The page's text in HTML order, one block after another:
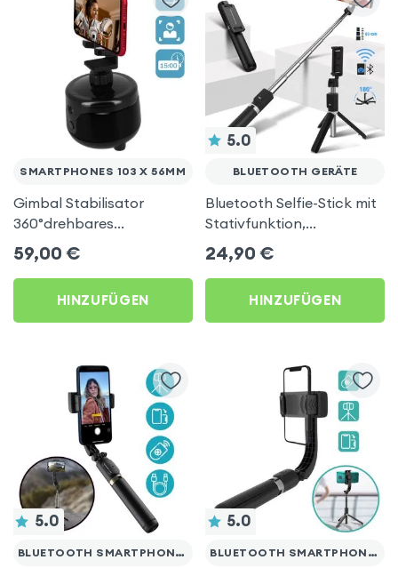
SMARTPHONES 103 X 56MM
Gimbal Stabilisator
360°drehbares
Smartphone-Stativ
Gesichter-Tracking –
Schwarz
59,00 €
HINZUFÜGEN
5.0
BLUETOOTH GERÄTE
Bluetooth Selfie-Stick mit
Stativfunktion,
höhenverstellbar -
Schwarz
24,90 €
HINZUFÜGEN
5.0
BLUETOOTH SMARTPHONES
5.0
BLUETOOTH SMARTPHONES